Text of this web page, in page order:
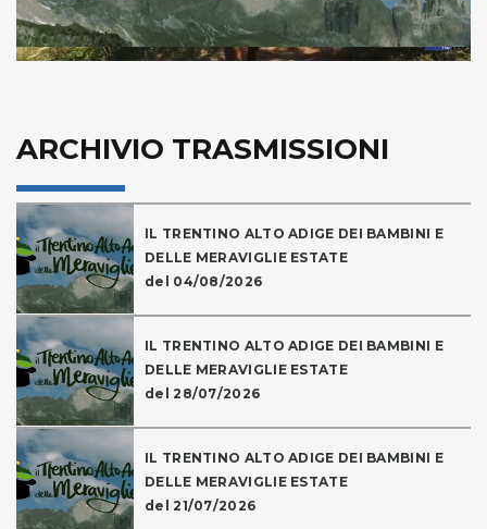
ARCHIVIO TRASMISSIONI
IL TRENTINO ALTO ADIGE DEI BAMBINI E
DELLE MERAVIGLIE ESTATE
del 04/08/2026
IL TRENTINO ALTO ADIGE DEI BAMBINI E
DELLE MERAVIGLIE ESTATE
del 28/07/2026
IL TRENTINO ALTO ADIGE DEI BAMBINI E
DELLE MERAVIGLIE ESTATE
del 21/07/2026